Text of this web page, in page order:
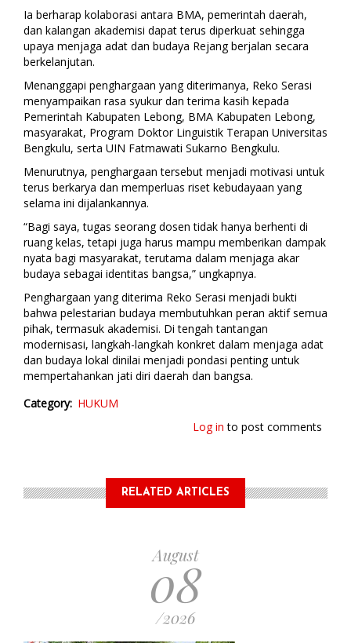
Ia berharap kolaborasi antara BMA, pemerintah daerah,
dan kalangan akademisi dapat terus diperkuat sehingga
upaya menjaga adat dan budaya Rejang berjalan secara
berkelanjutan.
Menanggapi penghargaan yang diterimanya, Reko Serasi
menyampaikan rasa syukur dan terima kasih kepada
Pemerintah Kabupaten Lebong, BMA Kabupaten Lebong,
masyarakat, Program Doktor Linguistik Terapan Universitas
Bengkulu, serta UIN Fatmawati Sukarno Bengkulu.
Menurutnya, penghargaan tersebut menjadi motivasi untuk
terus berkarya dan memperluas riset kebudayaan yang
selama ini dijalankannya.
“Bagi saya, tugas seorang dosen tidak hanya berhenti di
ruang kelas, tetapi juga harus mampu memberikan dampak
nyata bagi masyarakat, terutama dalam menjaga akar
budaya sebagai identitas bangsa,” ungkapnya.
Penghargaan yang diterima Reko Serasi menjadi bukti
bahwa pelestarian budaya membutuhkan peran aktif semua
pihak, termasuk akademisi. Di tengah tantangan
modernisasi, langkah-langkah konkret dalam menjaga adat
dan budaya lokal dinilai menjadi pondasi penting untuk
mempertahankan jati diri daerah dan bangsa.
Category HUKUM
Log in to post comments
RELATED ARTICLES
August
08
/2026